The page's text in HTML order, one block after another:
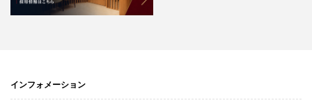
インフォメーション